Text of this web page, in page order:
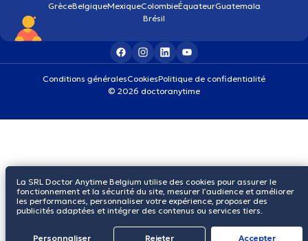
GrèceBelgiqueMexiqueColombieÉquateurGuatemala
Brésil
Conditions généralesCookiesPolitique de confidentialité
© 2026 doctoranytime
La SRL Doctor Anytime Belgium utilise des cookies pour assurer le
fonctionnement et la sécurité du site, mesurer l’audience et améliorer
les performances, personnaliser votre expérience, proposer des
publicités adaptées et intégrer des contenus ou services tiers.
Personnaliser Rejeter Αccepter